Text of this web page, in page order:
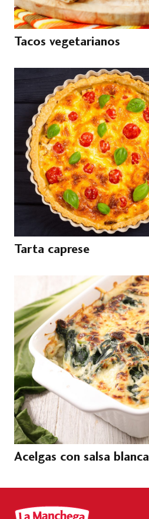
Tacos vegetarianos
Tarta caprese
Acelgas con salsa blanca